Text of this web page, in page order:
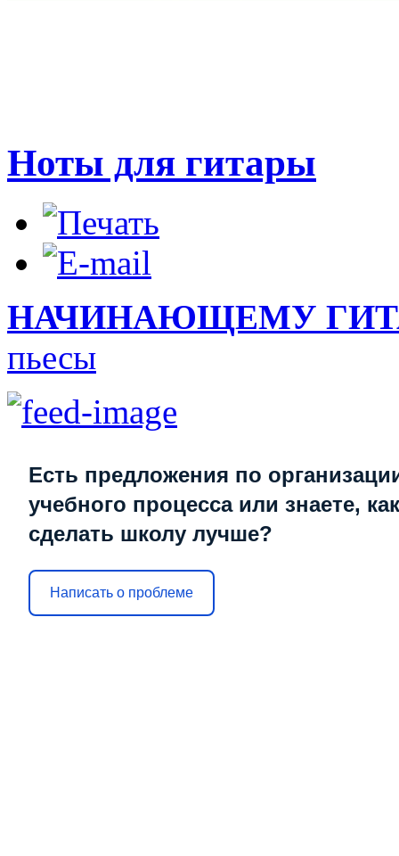
Ноты для гитары
НАЧИНАЮЩЕМУ
пьесы
Есть предложения по
учебного процесса или знаете, как
сделать школу лучше?
Написать о проблеме